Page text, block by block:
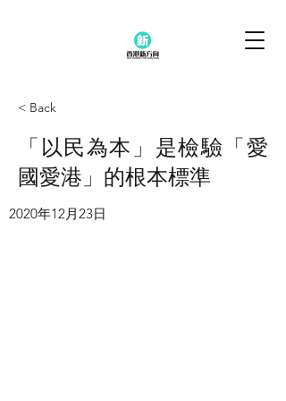
< Back
「以民為本」是檢驗「愛
國愛港」的根本標準
2020年12月23日